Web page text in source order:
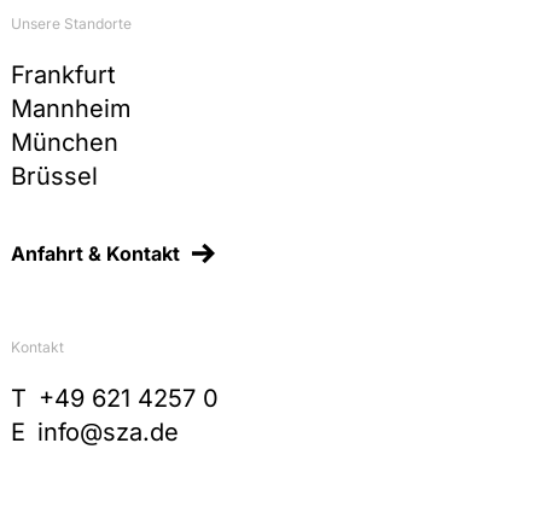
Unsere Standorte
Frankfurt
Mannheim
München
Brüssel
Anfahrt & Kontakt
Kontakt
T +49 621 4257 0
E info@sza.de